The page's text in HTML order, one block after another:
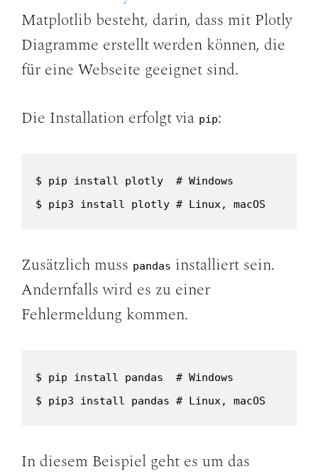
Matplotlib besteht, darin, dass mit Plotly
Diagramme erstellt werden können, die
für eine Webseite geeignet sind.
Die Installation erfolgt via pip:
$ pip install plotly  # Windows
$ pip3 install plotly # Linux, macOS
Zusätzlich muss pandas installiert sein.
Andernfalls wird es zu einer
Fehlermeldung kommen.
$ pip install pandas  # Windows
$ pip3 install pandas # Linux, macOS
In diesem Beispiel geht es um das